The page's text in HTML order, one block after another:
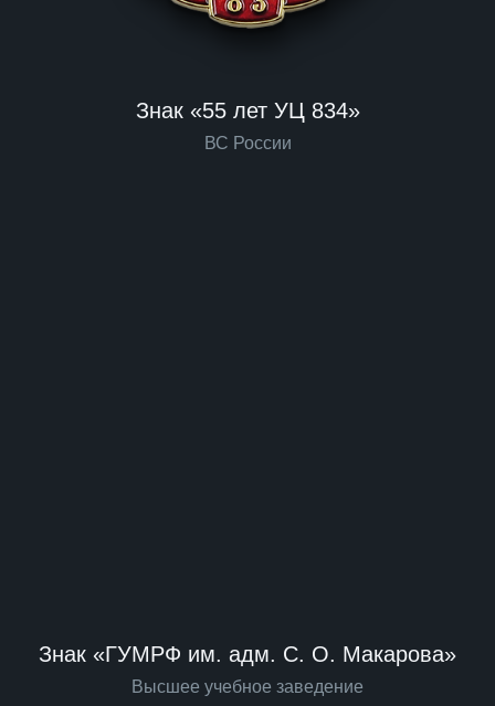
Знак «55 лет УЦ 834»
ВС России
Знак «ГУМРФ им. адм. С. О. Макарова»
Высшее учебное заведение